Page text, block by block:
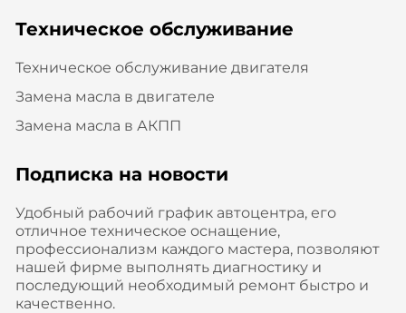
Техническое обслуживание
Техническое обслуживание двигателя
Замена масла в двигателе
Замена масла в АКПП
Подписка на новости
Удобный рабочий график автоцентра, его
отличное техническое оснащение,
профессионализм каждого мастера, позволяют
нашей фирме выполнять диагностику и
последующий необходимый ремонт быстро и
качественно.